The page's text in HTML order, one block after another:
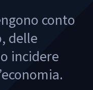
conto
delle
incidere